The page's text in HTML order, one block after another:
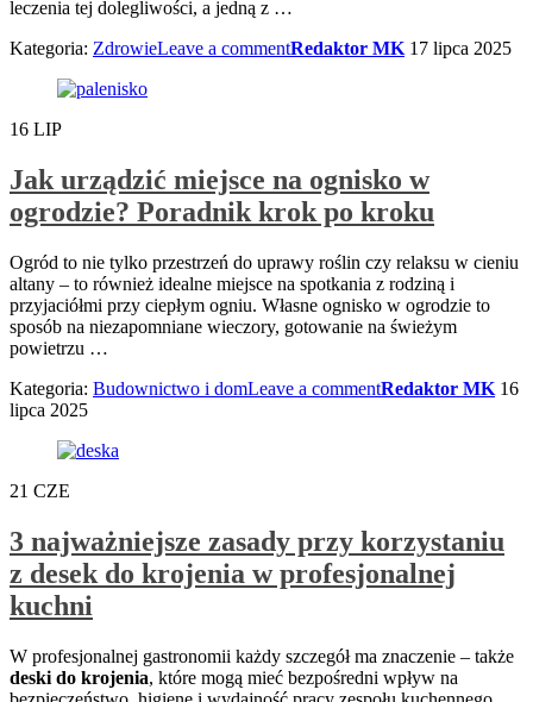
leczenia tej dolegliwości, a jedną z …
Kategoria: ZdrowieLeave a commentRedaktor MK 17 lipca 2025
16 LIP
Jak urządzić miejsce na ognisko w
ogrodzie? Poradnik krok po kroku
Ogród to nie tylko przestrzeń do uprawy roślin czy relaksu w cieniu
altany – to również idealne miejsce na spotkania z rodziną i
przyjaciółmi przy ciepłym ogniu. Własne ognisko w ogrodzie to
sposób na niezapomniane wieczory, gotowanie na świeżym
powietrzu …
Kategoria: Budownictwo i domLeave a commentRedaktor MK 16
lipca 2025
21 CZE
3 najważniejsze zasady przy korzystaniu
z desek do krojenia w profesjonalnej
kuchni
W profesjonalnej gastronomii każdy szczegół ma znaczenie – także
deski do krojenia, które mogą mieć bezpośredni wpływ na